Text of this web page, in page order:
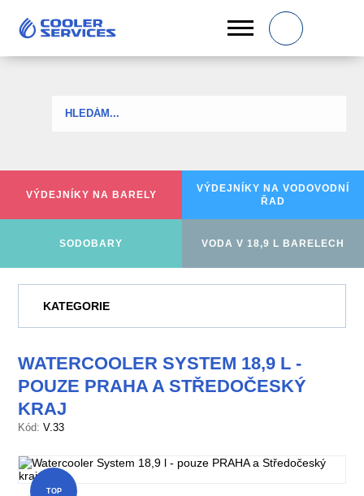
0
VÝDEJNÍKY NA BARELY
VÝDEJNÍKY NA VODOVODNÍ
ŘAD
SODOBARY VODA V 18,9 L BARELECH
KATEGORIE
WATERCOOLER SYSTEM 18,9 L -
POUZE PRAHA A STŘEDOČESKÝ
KRAJ
Kód:V.33
TOP